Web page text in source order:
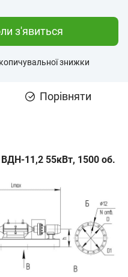
з'явиться
знижки
Порівняти
ВДН-11,2 55кВт, 1500 об.